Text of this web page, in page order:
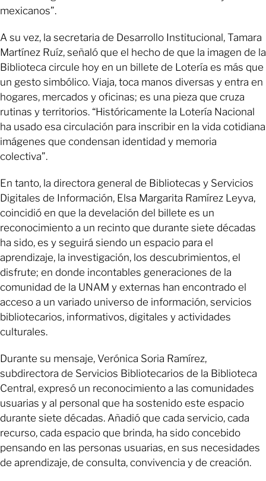
mexicanos”.
A su vez, la secretaria de Desarrollo Institucional, Tamara
Martínez Ruíz, señaló que el hecho de que la imagen de la
Biblioteca circule hoy en un billete de Lotería es más que
un gesto simbólico. Viaja, toca manos diversas y entra en
hogares, mercados y oficinas; es una pieza que cruza
rutinas y territorios. “Históricamente la Lotería Nacional
ha usado esa circulación para inscribir en la vida cotidiana
imágenes que condensan identidad y memoria
colectiva”.
En tanto, la directora general de Bibliotecas y Servicios
Digitales de Información, Elsa Margarita Ramírez Leyva,
coincidió en que la develación del billete es un
reconocimiento a un recinto que durante siete décadas
ha sido, es y seguirá siendo un espacio para el
aprendizaje, la investigación, los descubrimientos, el
disfrute; en donde incontables generaciones de la
comunidad de la UNAM y externas han encontrado el
acceso a un variado universo de información, servicios
bibliotecarios, informativos, digitales y actividades
culturales.
Durante su mensaje, Verónica Soria Ramírez,
subdirectora de Servicios Bibliotecarios de la Biblioteca
Central, expresó un reconocimiento a las comunidades
usuarias y al personal que ha sostenido este espacio
durante siete décadas. Añadió que cada servicio, cada
recurso, cada espacio que brinda, ha sido concebido
pensando en las personas usuarias, en sus necesidades
de aprendizaje, de consulta, convivencia y de creación.